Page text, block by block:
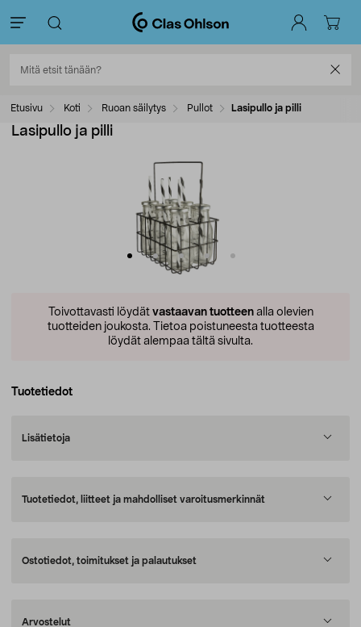
Etusivu Koti Ruoan säilytys Pullot Lasipullo ja pilli
Lasipullo ja pilli
Toivottavasti löydät vastaavan tuotteenalla olevien
tuotteiden joukosta. Tietoa poistuneesta tuotteesta
löydät alempaa tältä sivulta.
Tuotetiedot
Lisätietoja
Tuotetiedot, liitteet ja mahdolliset varoitusmerkinnät
Ostotiedot, toimitukset ja palautukset
Arvostelut